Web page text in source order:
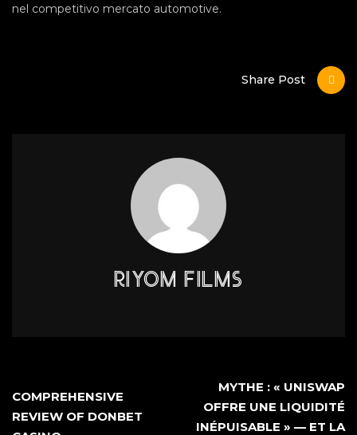
nel competitivo mercato automotive.
Share Post
RIYOM FILMS
COMPREHENSIVE
REVIEW OF DONBET
MYTHE : « UNISWAP
OFFRE UNE LIQUIDITÉ
INÉPUISABLE » — ET LA